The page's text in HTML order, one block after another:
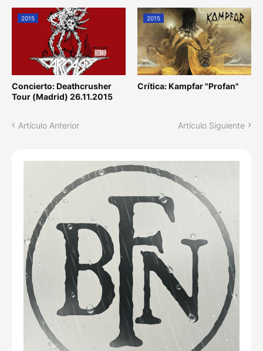
2015
Concierto: Deathcrusher
Tour (Madrid) 26.11.2015
2015
Crítica: Kampfar "Profan"
Artículo Anterior Artículo Siguiente